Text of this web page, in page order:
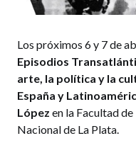
Los próximos 6 y 7 de
Episodios
arte, la política y la
España y
López en la Facultad
Nacional de La Plata.